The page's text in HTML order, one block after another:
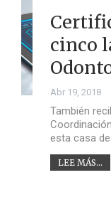
cinco
Abr 19, 2018
También
esta casa
LEE MÁS...